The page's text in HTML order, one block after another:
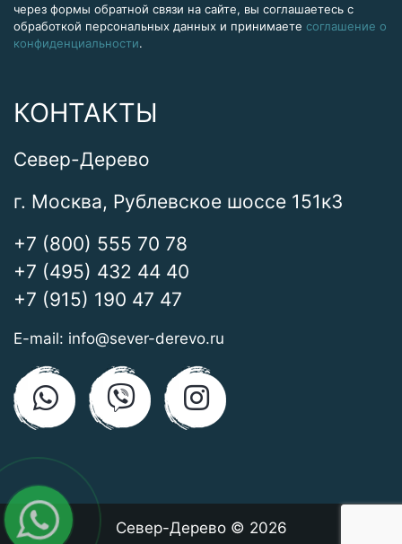
через формы обратной связи на сайте, вы соглашаетесь с
обработкой персональных данных и принимаете соглашение о
конфиденциальности.
КОНТАКТЫ
Север-Дерево
г. Москва, Рублевское шоссе 151к3
+7 (800) 555 70 78
+7 (495) 432 44 40
+7 (915) 190 47 47
E-mail: info@sever-derevo.ru
Север-Дерево © 2026